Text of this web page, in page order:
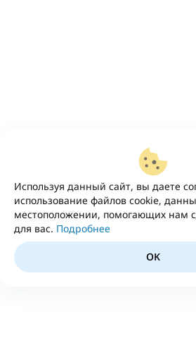
Используя данный сайт, вы даете
использование файлов cookie,
местоположении, помогающих нам
для вас. Подробнее
OK